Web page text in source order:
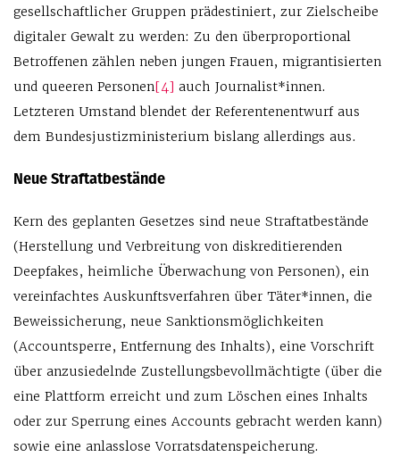
gesellschaftlicher Gruppen prädestiniert, zur Zielscheibe
digitaler Gewalt zu werden: Zu den überproportional
Betroffenen zählen neben jungen Frauen, migrantisierten
und queeren Personen[4] auch Journalist*innen.
Letzteren Umstand blendet der Referentenentwurf aus
dem Bundesjustizministerium bislang allerdings aus.
Neue Straftatbestände
Kern des geplanten Gesetzes sind neue Straftatbestände
(Herstellung und Verbreitung von diskreditierenden
Deepfakes, heimliche Überwachung von Personen), ein
vereinfachtes Auskunftsverfahren über Täter*innen, die
Beweissicherung, neue Sanktionsmöglichkeiten
(Accountsperre, Entfernung des Inhalts), eine Vorschrift
über anzusiedelnde Zustellungsbevollmächtigte (über die
eine Plattform erreicht und zum Löschen eines Inhalts
oder zur Sperrung eines Accounts gebracht werden kann)
sowie eine anlasslose Vorratsdatenspeicherung.